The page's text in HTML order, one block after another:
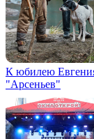
К юбилею
"Арсеньев"